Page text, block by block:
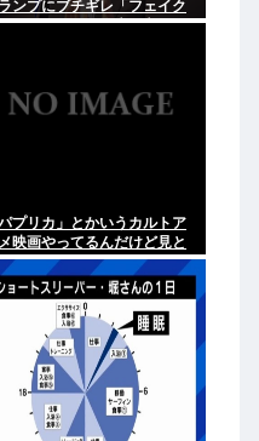
ランプにブチギレ「フェイク
ースばかり、約束を守れ。
パプリカ」とかいうカルトア
映画やってるんだけど見と
き？